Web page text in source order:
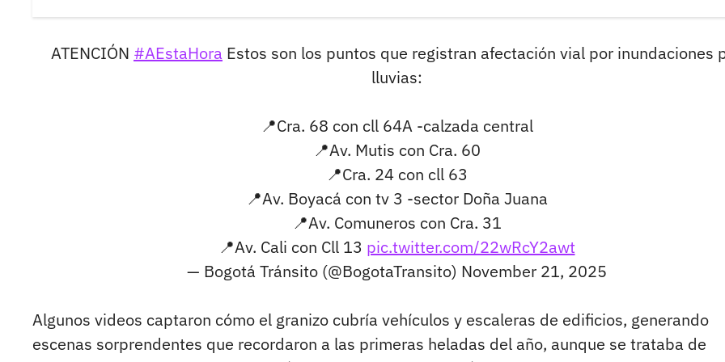
ATENCIÓN #AEstaHora Estos son los puntos que registran afectación vial por inundaciones
lluvias:
📍Cra. 68 con cll 64A -calzada central
📍Av. Mutis con Cra. 60
📍Cra. 24 con cll 63
📍Av. Boyacá con tv 3 -sector Doña Juana
📍Av. Comuneros con Cra. 31
📍Av. Cali con Cll 13 pic.twitter.com/22wRcY2awt
— Bogotá Tránsito (@BogotaTransito) November 21, 2025
Algunos videos captaron cómo el granizo cubría vehículos y escaleras de edificios, generando
escenas sorprendentes que recordaron a las primeras heladas del año, aunque se trataba de